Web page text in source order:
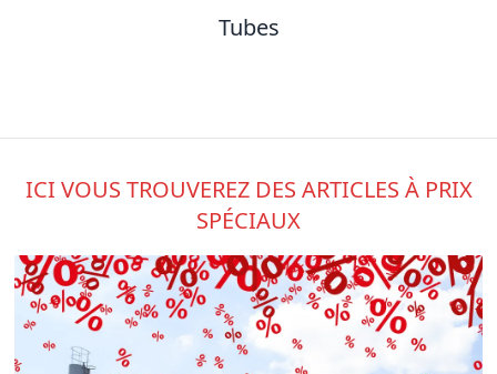
Tubes
ICI VOUS TROUVEREZ DES ARTICLES À PRIX
SPÉCIAUX